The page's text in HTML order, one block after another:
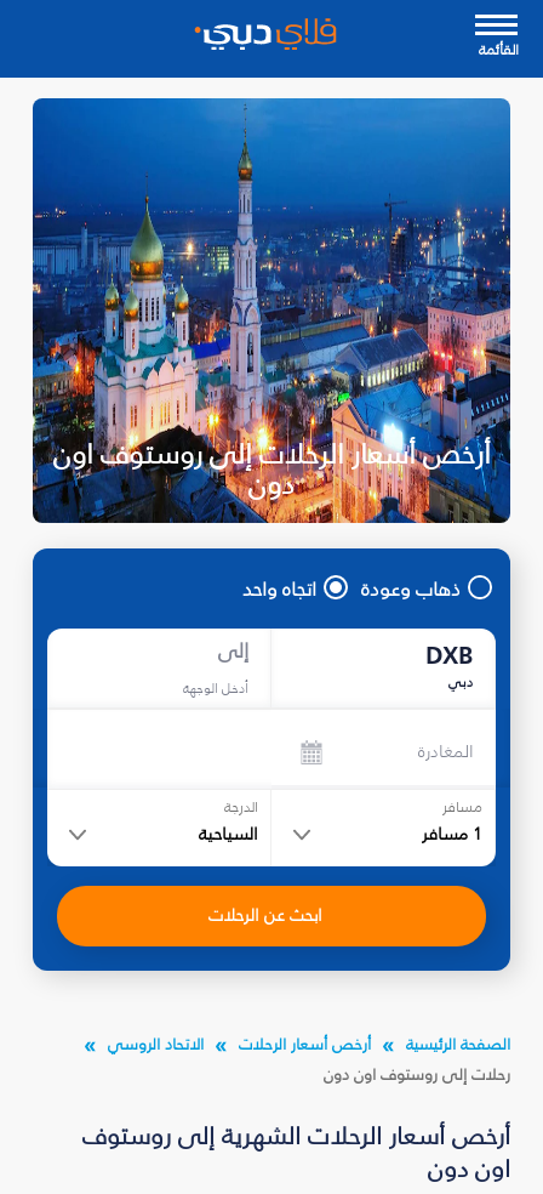
القأئمة
أرخص أسعار الرحلات إلى روستوف اون
دون
ذهاب وعودة اتجاه واحد
DXB
دبي
إلى
أدخل الوجهة
المغادرة
مسافر
1 مسافر
الدرجة
السياحية
ابحث عن الرحلات
الصفحة الرئيسية أرخص أسعار الرحلات
الاتحاد الروسي
رحلات إلى روستوف اون دون
أرخص أسعار الرحلات الشهرية إلى روستوف
اون دون